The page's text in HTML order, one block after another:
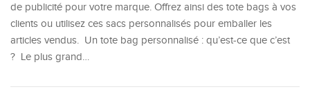
de publicité pour votre marque. Offrez ainsi des tote bags à vos
clients ou utilisez ces sacs personnalisés pour emballer les
articles vendus. Un tote bag personnalisé : qu’est-ce que c’est
? Le plus grand…